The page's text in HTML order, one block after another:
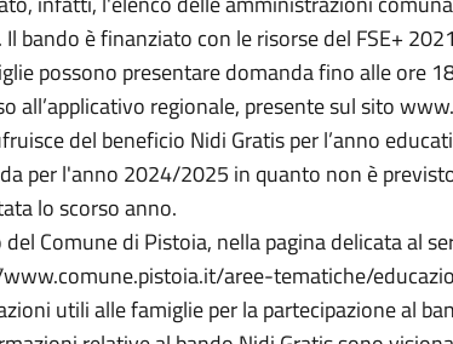
Il bando è finanziato con le risorse del FSE+
possono presentare domanda fino alle ore
all’applicativo regionale, presente sul sito
del beneficio Nidi Gratis per l’anno
per l'anno 2024/2025 in quanto non è
lo scorso anno.
del Comune di Pistoia, nella pagina delicata al
aree-tematiche/
utili alle famiglie per la partecipazione al